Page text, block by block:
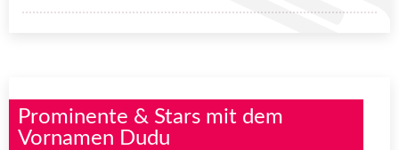
Prominente & Stars mit dem
Vornamen Dudu